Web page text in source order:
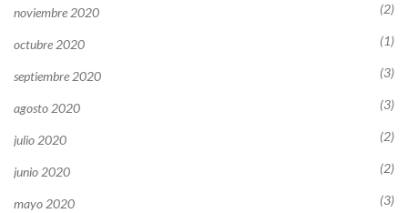
noviembre 2020 (2)
octubre 2020 (1)
septiembre 2020 (3)
agosto 2020 (3)
julio 2020 (2)
junio 2020 (2)
mayo 2020 (3)